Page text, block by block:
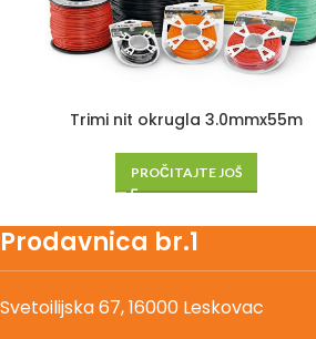
Trimi nit okrugla 3.0mmx55m
PROČITAJTE JOŠ
Prodavnica br.1
Svetoilijska 67, 16000 Leskovac